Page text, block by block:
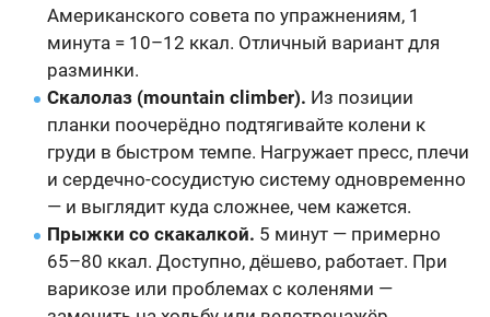
Американского совета по упражнениям, 1
минута = 10–12 ккал. Отличный вариант для
разминки.
Скалолаз (mountain climber). Из позиции
планки поочерёдно подтягивайте колени к
груди в быстром темпе. Нагружает пресс, плечи
и сердечно-сосудистую систему одновременно
— и выглядит куда сложнее, чем кажется.
Прыжки со скакалкой. 5 минут — примерно
65–80 ккал. Доступно, дёшево, работает. При
варикозе или проблемах с коленями —